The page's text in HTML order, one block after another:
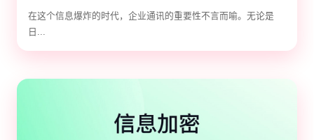
全守护神
在这个信息爆炸的时代，企业通讯的重要性不言而喻。无论是
日...